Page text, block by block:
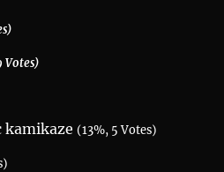
Votes)
kamikaze(13%, 5 Votes)